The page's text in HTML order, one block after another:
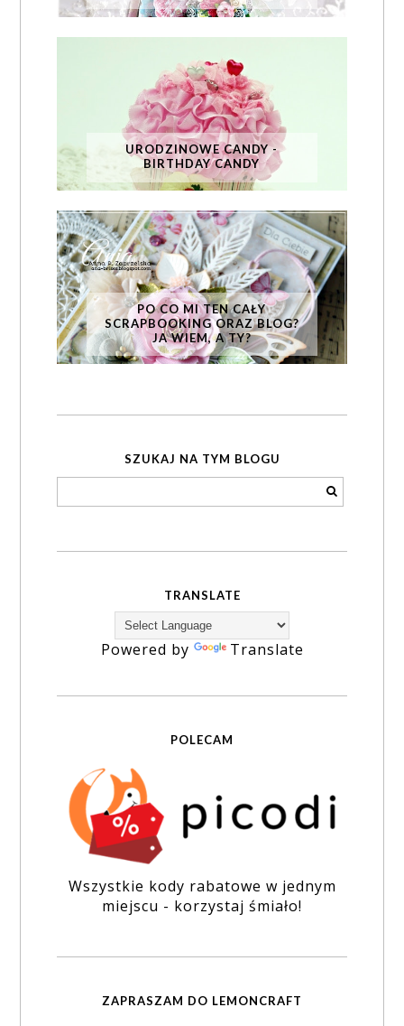
URODZINOWE CANDY -
BIRTHDAY CANDY
PO CO MI TEN CAŁY
SCRAPBOOKING ORAZ BLOG?
JA WIEM, A TY?
SZUKAJ NA TYM BLOGU
TRANSLATE
Powered by Translate
POLECAM
Wszystkie kody rabatowe w jednym
miejscu - korzystaj śmiało!
ZAPRASZAM DO LEMONCRAFT